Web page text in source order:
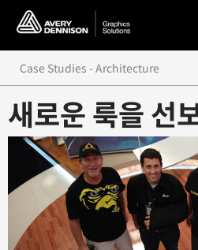
새로운 룩을 선
Case Studies - Architecture
KSL 5 News Station Broadcasts a
Dallara IndyCar Factory Starts
Center for Architecture
ESPN’s RISE UP
No Naked Furniture!